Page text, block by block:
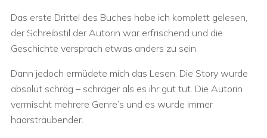
Das erste Drittel des Buches habe ich komplett gelesen,
der Schreibstil der Autorin war erfrischend und die
Geschichte versprach etwas anders zu sein.
Dann jedoch ermüdete mich das Lesen. Die Story wurde
absolut schräg – schräger als es ihr gut tut. Die Autorin
vermischt mehrere Genre’s und es wurde immer
haarsträubender.